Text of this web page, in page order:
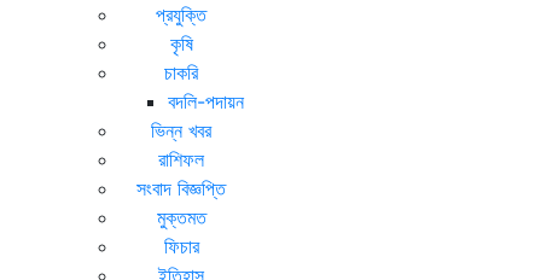
প্রযুক্তি
কৃষি
চাকরি
বদলি-পদায়ন
ভিন্ন খবর
রাশিফল
সংবাদ বিজ্ঞপ্তি
মুক্তমত
ফিচার
ইতিহাস